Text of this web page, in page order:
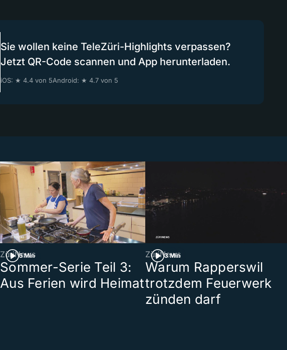
Sie wollen keine TeleZüri-Highlights verpassen?
Jetzt QR-Code scannen und App herunterladen.
iOS: ★ 4.4 von 5Android: ★ 4.7 von 5
5 Min
ZüriNews
Sommer-Serie Teil 3:
Aus Ferien wird Heimat
3 Min
ZüriNews
Warum Rapperswil
trotzdem Feuerwerk
zünden darf